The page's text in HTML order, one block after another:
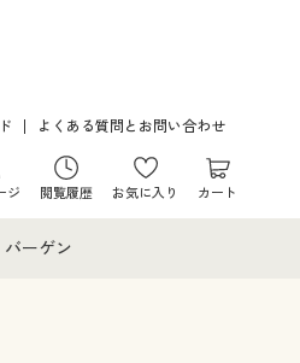
よくある質問とお問い合わせ
ジ 閲覧履歴 お気に入り カート
バーゲン